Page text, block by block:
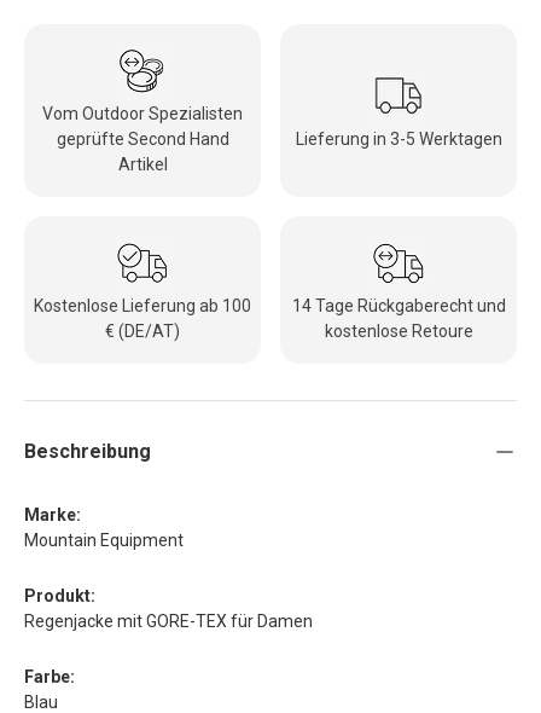
Vom Outdoor Spezialisten
geprüfte Second Hand
Artikel
Lieferung in 3-5 Werktagen
Kostenlose Lieferung ab 100
€ (DE/AT)
14 Tage Rückgaberecht und
kostenlose Retoure
Beschreibung
Marke:
Mountain Equipment
Produkt:
Regenjacke mit GORE-TEX für Damen
Farbe:
Blau